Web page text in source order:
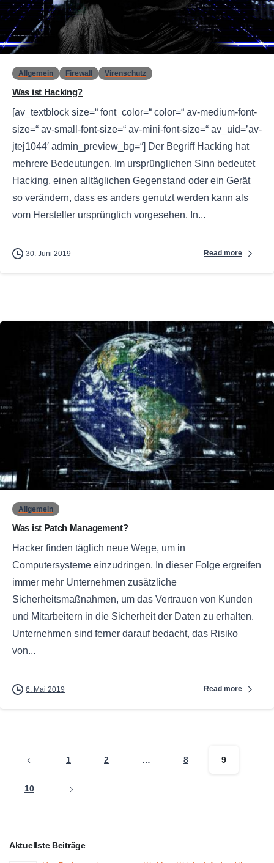
0
Allgemein Firewall Virenschutz
Was ist Hacking?
[av_textblock size=“ font_color=“ color=“ av-medium-font-
size=“ av-small-font-size=“ av-mini-font-size=“ av_uid=’av-
jtej1044′ admin_preview_bg=“] Der Begriff Hacking hat
mehrere Bedeutungen. Im ursprünglichen Sinn bedeutet
Hacking, einen alltäglichen Gegenstand oder ein Gerät
so verändern, dass es anders genutzt werden kann als
vom Hersteller ursprünglich vorgesehen. In...
30. Juni 2019 Read more
0
Allgemein
Was ist Patch Management?
Hacker finden täglich neue Wege, um in
Computersysteme einzudringen. In dieser Folge ergreifen
immer mehr Unternehmen zusätzliche
Sicherheitsmaßnahmen, um das Vertrauen von Kunden
und Mitarbeitern in die Sicherheit der Daten zu erhalten.
Unternehmen sind ferner darauf bedacht, das Risiko
von...
6. Mai 2019 Read more
1 2 … 8 9
10
Aktuellste Beiträge